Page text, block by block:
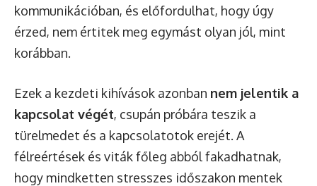
kommunikációban, és előfordulhat, hogy úgy
érzed, nem értitek meg egymást olyan jól, mint
korábban.
Ezek a kezdeti kihívások azonban nem jelentik a
kapcsolat végét, csupán próbára teszik a
türelmedet és a kapcsolatotok erejét. A
félreértések és viták főleg abból fakadhatnak,
hogy mindketten stresszes időszakon mentek